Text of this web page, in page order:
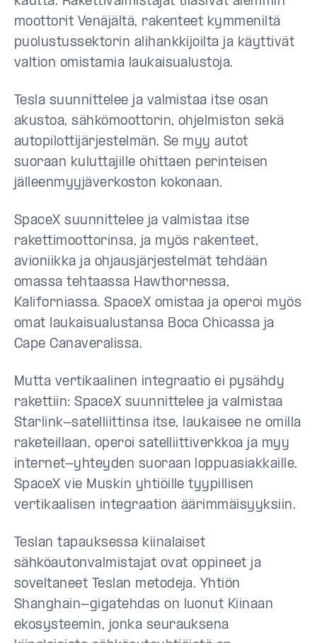
moottorit Venäjältä, rakenteet kymmeniltä
puolustussektorin alihankkijoilta ja käyttivät
valtion omistamia laukaisualustoja.
Tesla suunnittelee ja valmistaa itse osan
akustoa, sähkömoottorin, ohjelmiston sekä
autopilottijärjestelmän. Se myy autot
suoraan kuluttajille ohittaen perinteisen
jälleenmyyjäverkoston kokonaan.
SpaceX suunnittelee ja valmistaa itse
rakettimoottorinsa, ja myös rakenteet,
avioniikka ja ohjausjärjestelmät tehdään
omassa tehtaassa Hawthornessa,
Kaliforniassa. SpaceX omistaa ja operoi myös
omat laukaisualustansa Boca Chicassa ja
Cape Canaveralissa.
Mutta vertikaalinen integraatio ei pysähdy
rakettiin: SpaceX suunnittelee ja valmistaa
Starlink-satelliittinsa itse, laukaisee ne omilla
raketeillaan, operoi satelliittiverkkoa ja myy
internet-yhteyden suoraan loppuasiakkaille.
SpaceX vie Muskin yhtiöille tyypillisen
vertikaalisen integraation äärimmäisyyksiin.
Teslan tapauksessa kiinalaiset
sähköautonvalmistajat ovat oppineet ja
soveltaneet Teslan metodeja. Yhtiön
Shanghain-gigatehdas on luonut Kiinaan
ekosysteemin, jonka seurauksena